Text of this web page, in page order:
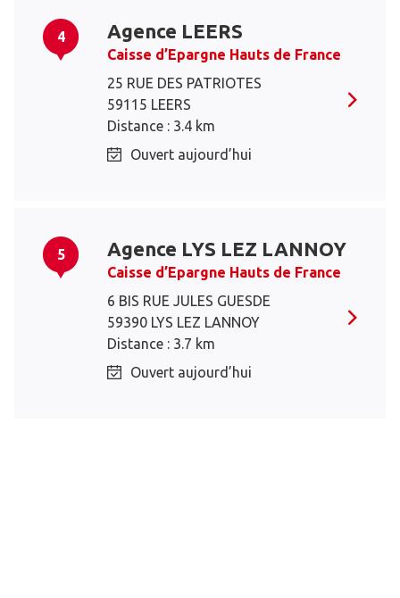
4 Agence LEERS
Caisse d’Epargne Hauts de France
25 RUE DES PATRIOTES
59115 LEERS
Distance : 3.4 km
Ouvert aujourd’hui
5 Agence LYS LEZ LANNOY
Caisse d’Epargne Hauts de France
6 BIS RUE JULES GUESDE
59390 LYS LEZ LANNOY
Distance : 3.7 km
Ouvert aujourd’hui